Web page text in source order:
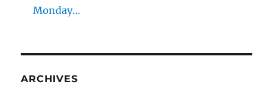
Monday…
ARCHIVES